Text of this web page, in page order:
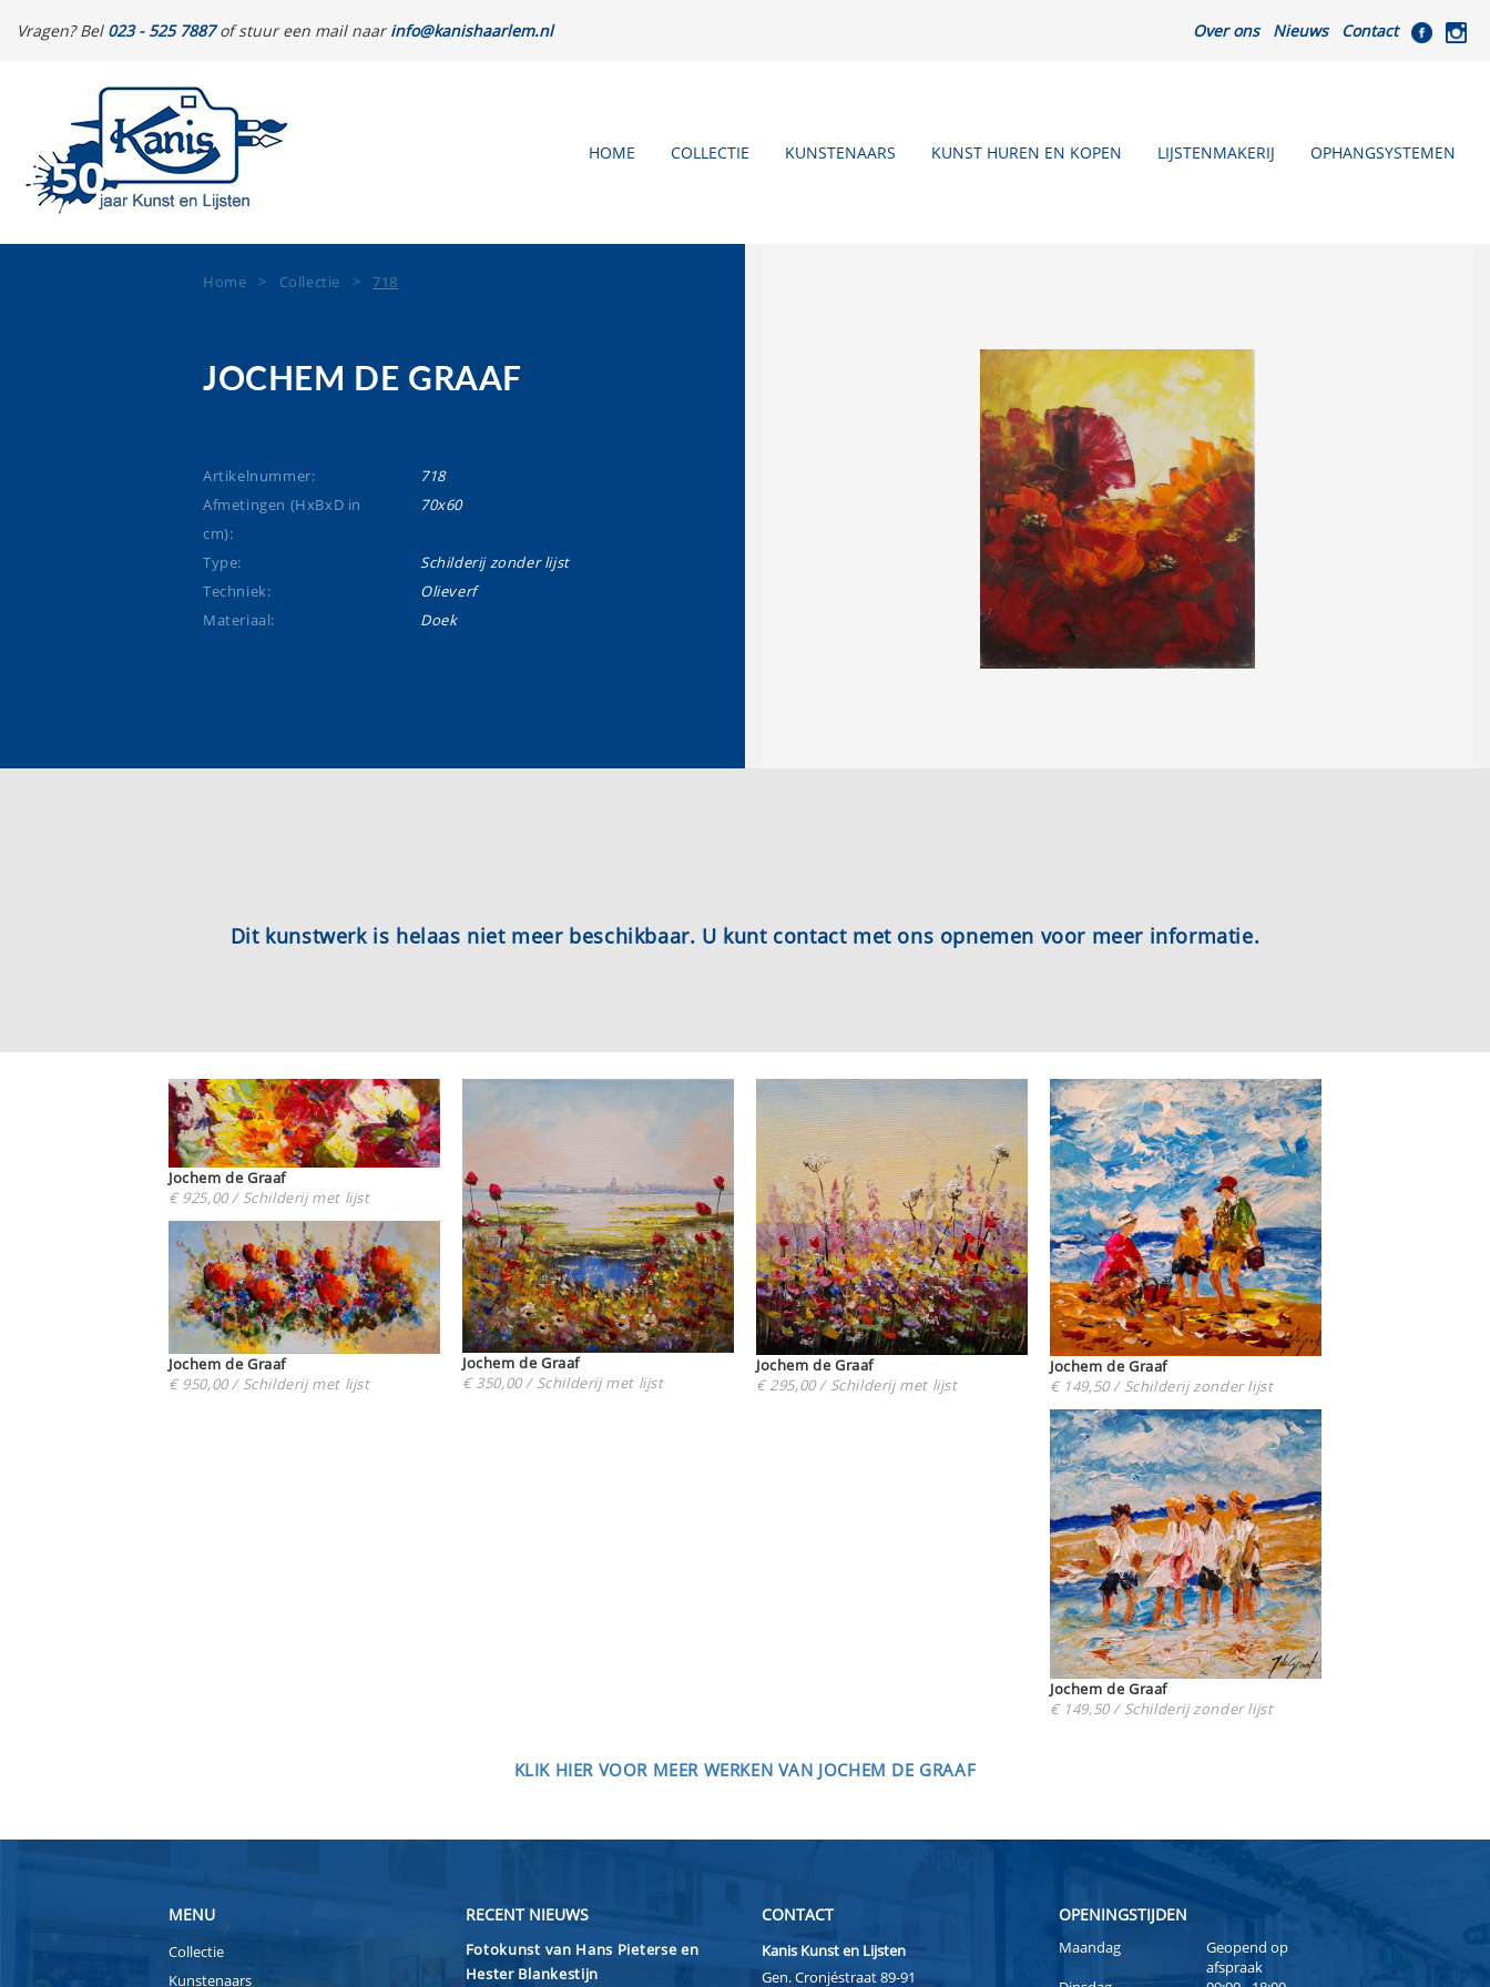
Vragen? Bel 023 - 525 7887of stuur een mail naarinfo@kanishaarlem.nl Over ons Nieuws Contact
HOME COLLECTIE KUNSTENAARS KUNST HUREN EN KOPEN LIJSTENMAKERIJ OPHANGSYSTEMEN
Home > Collectie >718
JOCHEM DE GRAAF
Artikelnummer:
718
Afmetingen (HxBxD in
cm):
70x60
Type:
Schilderij zonder lijst
Techniek:
Olieverf
Materiaal:
Doek
Dit kunstwerk is helaas niet meer beschikbaar. U kunt contact met ons opnemen voor meer informatie.
Jochem de Graaf
€ 925,00 / Schilderij met lijst
Jochem de Graaf
€ 950,00 / Schilderij met lijst
Jochem de Graaf
€ 350,00 / Schilderij met lijst
Jochem de Graaf
€ 295,00 / Schilderij met lijst
Jochem de Graaf
€ 149,50 / Schilderij zonder lijst
Jochem de Graaf
€ 149,50 / Schilderij zonder lijst
KLIK HIER VOOR MEER WERKEN VAN JOCHEM DE GRAAF
MENU
Collectie
Kunstenaars
RECENT NIEUWS
Fotokunst van Hans Pieterse en
Hester Blankestijn
CONTACT
Kanis Kunst en Lijsten
Gen. Cronjéstraat 89-91
OPENINGSTIJDEN
Maandag
Geopend op
afspraak